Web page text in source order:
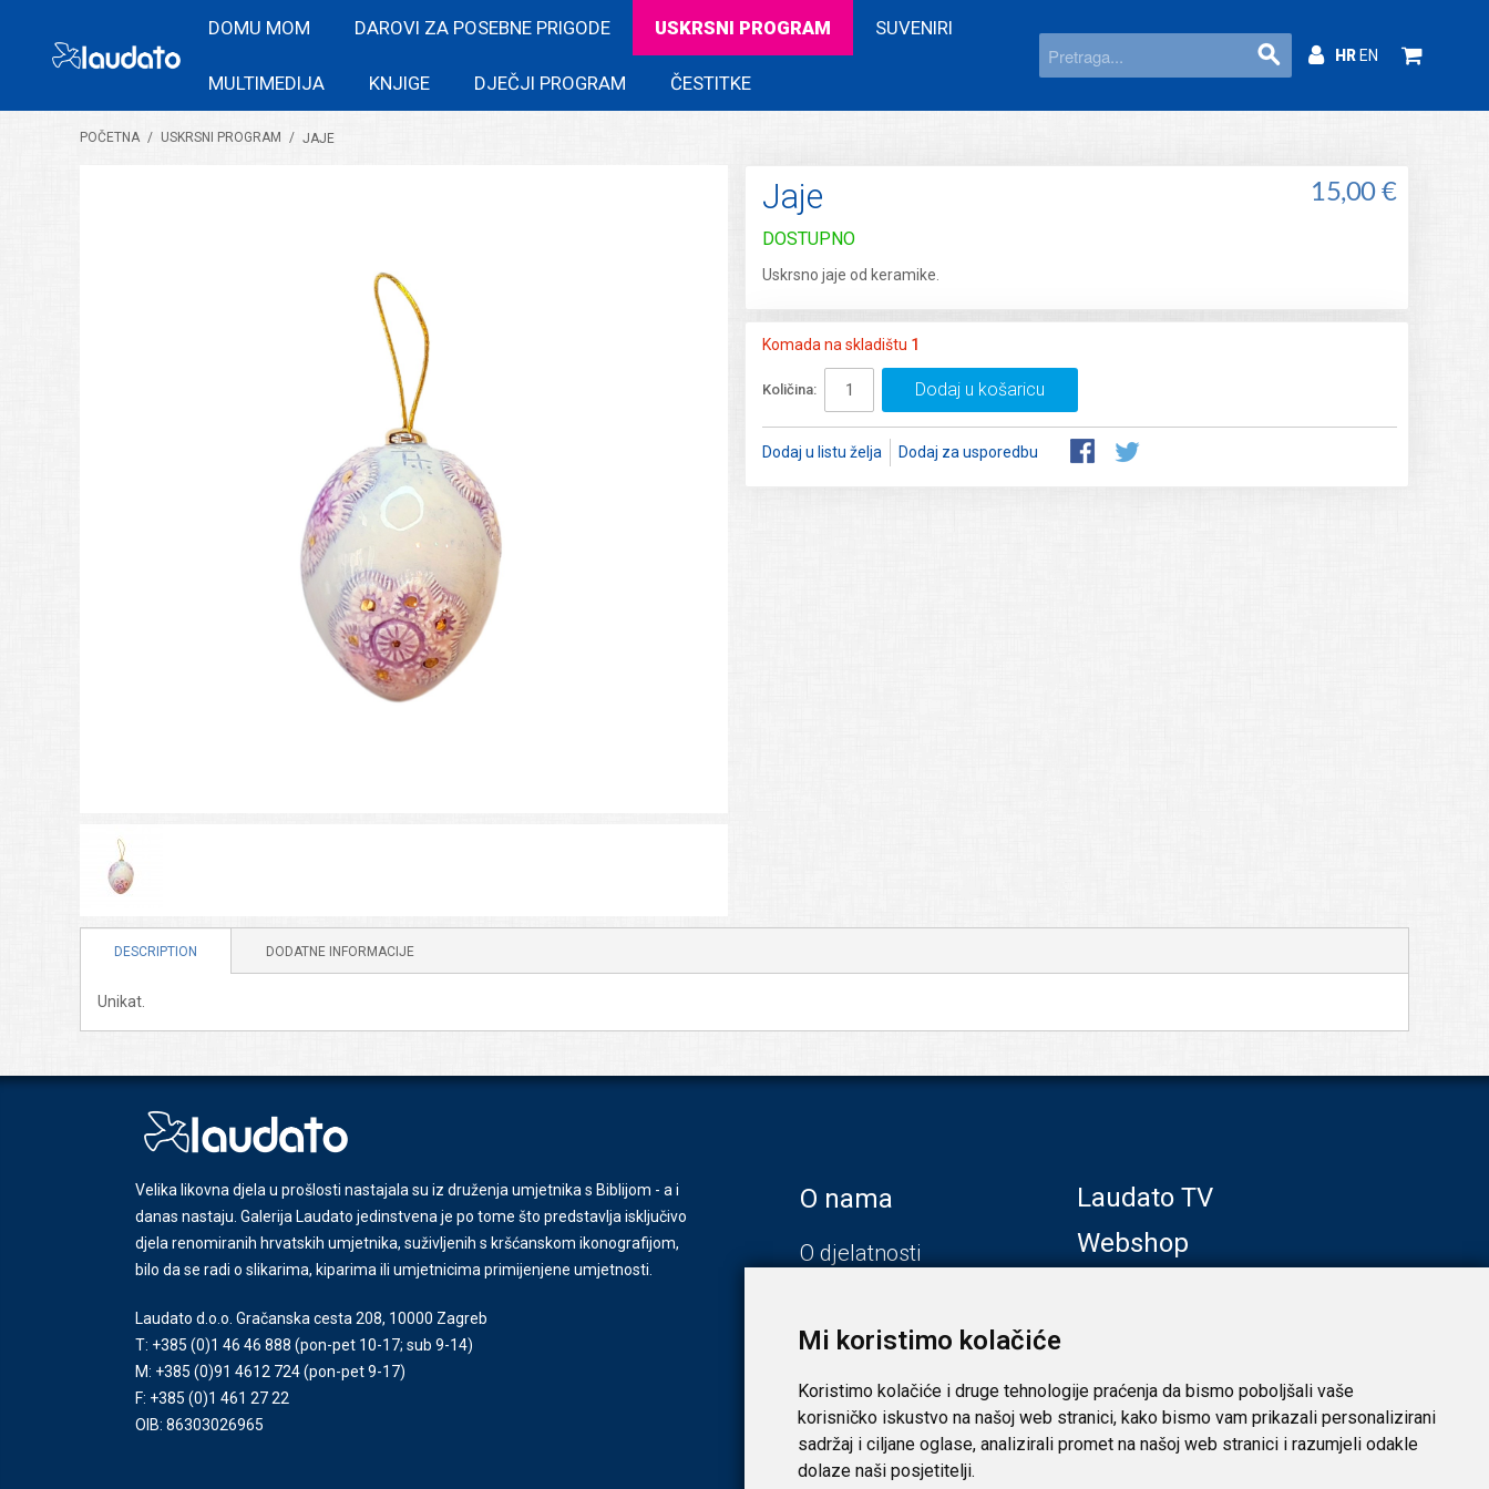
Mi koristimo kolačiće
Koristimo kolačiće i druge tehnologije praćenja da bismo poboljšali vaše
korisničko iskustvo na našoj web stranici, kako bismo vam prikazali personalizirani
sadržaj i ciljane oglase, analizirali promet na našoj web stranici i razumjeli odakle
dolaze naši posjetitelji.
DOMU MOM DAROVI ZA POSEBNE PRIGODE USKRSNI PROGRAM SUVENIRI
MULTIMEDIJA KNJIGE DJEČJI PROGRAM ČESTITKE
HREN
POČETNA / USKRSNI PROGRAM / JAJE
Jaje 15,00 €
DOSTUPNO
Uskrsno jaje od keramike.
Komada na skladištu 1
Količina: Dodaj u košaricu
Dodaj u listu želja Dodaj za usporedbu
DESCRIPTION DODATNE INFORMACIJE
Unikat.
Velika likovna djela u prošlosti nastajala su iz druženja umjetnika s Biblijom - a i
danas nastaju. Galerija Laudato jedinstvena je po tome što predstavlja isključivo
djela renomiranih hrvatskih umjetnika, suživljenih s kršćanskom ikonografijom,
bilo da se radi o slikarima, kiparima ili umjetnicima primijenjene umjetnosti.
Laudato d.o.o. Gračanska cesta 208, 10000 Zagreb
T: +385 (0)1 46 46 888 (pon-pet 10-17; sub 9-14)
M: +385 (0)91 4612 724(pon-pet 9-17)
F: +385 (0)1 461 27 22
OIB: 86303026965
O nama
O djelatnosti
Zadar
Laudato TV
Webshop